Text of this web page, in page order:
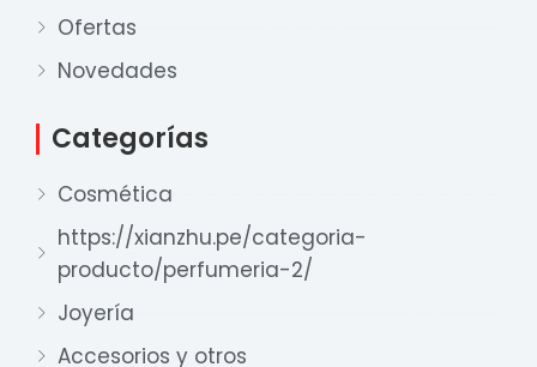
Ofertas
Novedades
Categorías
Cosmética
https://xianzhu.pe/categoria-
producto/perfumeria-2/
Joyería
Accesorios y otros
para responder a sus preguntas. ¡Lo
Ventas Provincia
Xian Zhu